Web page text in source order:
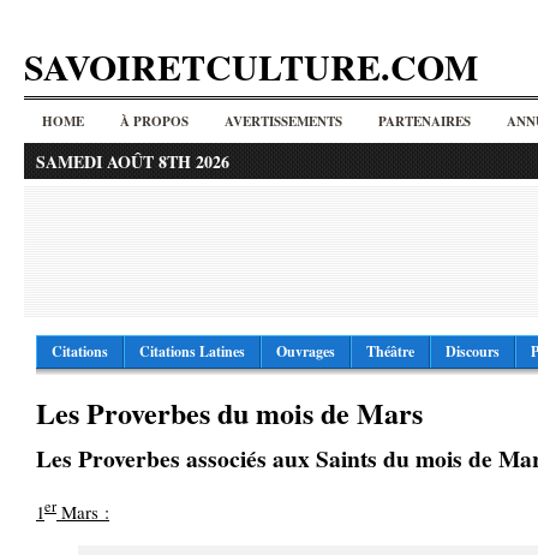
SAVOIRETCULTURE.COM
HOME À PROPOS AVERTISSEMENTS PARTENAIRES
SAMEDI AOÛT 8TH 2026
Citations Citations Latines Ouvrages Théâtre Discours
Les Proverbes du mois de Mars
Les Proverbes associés aux Saints du mois de
1er Mars :